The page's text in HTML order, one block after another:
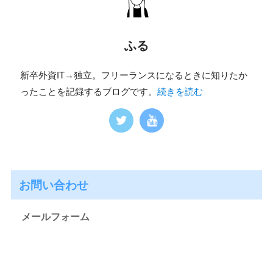
ふる
新卒外資IT→独立。フリーランスになるときに知りたか
ったことを記録するブログです。 続きを読む
お問い合わせ
メールフォーム